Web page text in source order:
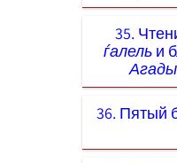
35.
ѓалель и
Агады
36. Пятый